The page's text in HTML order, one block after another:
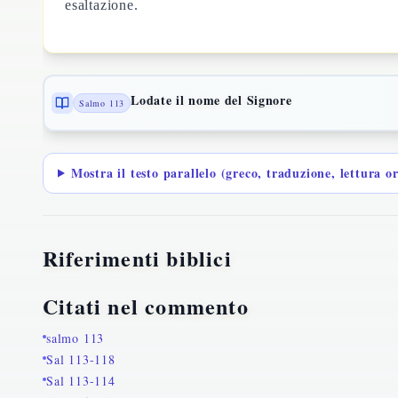
esaltazione.
Salmo 113 Lodate il nome del Signore
Mostra il testo parallelo (greco, traduzione, lettura
Riferimenti biblici
Citati nel commento
salmo 113
Sal 113-118
Sal 113-114